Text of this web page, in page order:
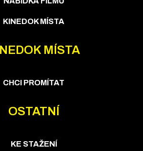
KINEDOK MÍSTA
MÍSTA
CHCI PROMÍTAT
OSTATNÍ
KE STAŽENÍ